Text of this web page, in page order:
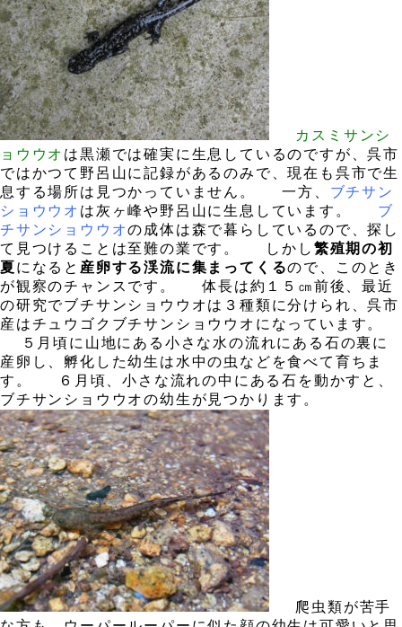
カスミサンシ
ョウウオ は黒瀬では確実に生息しているのですが、呉市
ではかつて野呂山に記録があるのみで、現在も呉市で生
息する場所は見つかっていません。
一方、 ブチサン
ショウウオ は灰ヶ峰や野呂山に生息しています。
ブ
チサンショウウオの成体は森で暮らしているので、探し
て見つけることは至難の業です。
しかし 繁殖期の初
夏になると 産卵する渓流に集まってくるので、このとき
が観察のチャンスです。
体長は約１５㎝前後、最近
の研究でブチサンショウウオは３種類に分けられ、呉市
産はチュウゴクブチサンショウウオになっています。
５月頃に山地にある小さな水の流れにある石の裏に
産卵し、孵化した幼生は水中の虫などを食べて育ちま
す。
６月頃、小さな流れの中にある石を動かすと、
ブチサンショウウオの幼生が見つかります。
爬虫類が苦手